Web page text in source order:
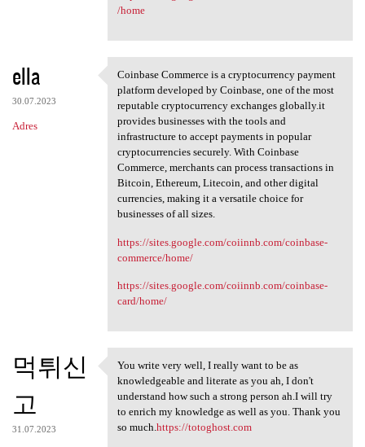
/home
ella
30.07.2023
Adres
Coinbase Commerce is a
Coinbase Commerce is a cryptocurrency payment
platform developed by Coinbase, one of the most
reputable cryptocurrency exchanges globally.it
provides businesses with the tools and
infrastructure to accept payments in popular
cryptocurrencies securely. With Coinbase
Commerce, merchants can process transactions in
Bitcoin, Ethereum, Litecoin, and other digital
currencies, making it a versatile choice for
businesses of all sizes.
https://sites.google.com/coiinnb.com/coinbase-
commerce/home/
https://sites.google.com/coiinnb.com/coinbase-
card/home/
먹튀신
고
31.07.2023
You write very well, I really
You write very well, I really want to be as
knowledgeable and literate as you ah, I don't
understand how such a strong person ah.I will try
to enrich my knowledge as well as you. Thank you
so much. https://totoghost.com